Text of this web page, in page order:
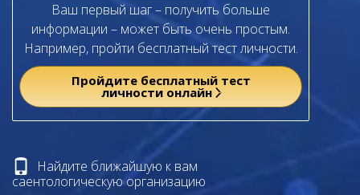
Ваш первый шаг – получить больше
информации – может быть очень простым.
Например, пройти бесплатный тест личности.
Пройдите бесплатный тест
личности онлайн
Найдите ближайшую к вам
саентологическую организацию